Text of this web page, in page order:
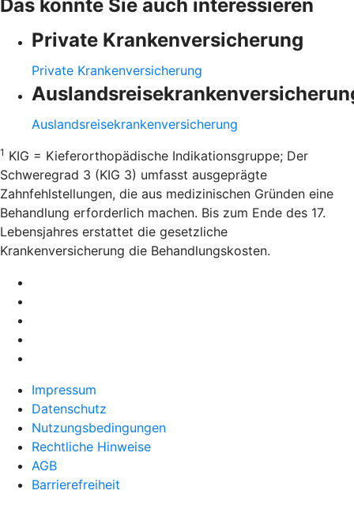
Das könnte Sie auch interessieren
Private Krankenversicherung
Private Krankenversicherung
Auslandsreisekrankenversicherung
1 KIG = Kieferorthopädische Indikationsgruppe; Der
Schweregrad 3 (KIG 3) umfasst ausgeprägte
Zahnfehlstellungen, die aus medizinischen Gründen eine
Behandlung erforderlich machen. Bis zum Ende des 17.
Lebensjahres erstattet die gesetzliche
Krankenversicherung die Behandlungskosten.
Impressum
Datenschutz
Nutzungsbedingungen
Rechtliche Hinweise
AGB
Barrierefreiheit